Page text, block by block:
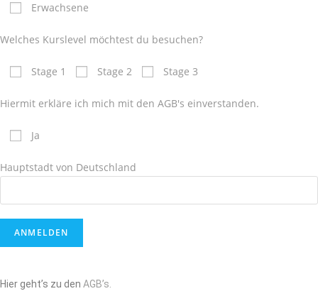
Erwachsene
Welches Kurslevel möchtest du besuchen?
Stage 1 Stage 2 Stage 3
Hiermit erkläre ich mich mit den AGB's einverstanden.
Ja
Hauptstadt von Deutschland
Hier geht’s zu den AGB’s.